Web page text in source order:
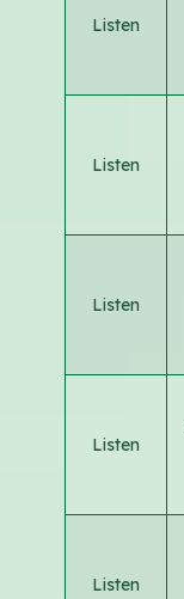
Listen
Listen
Listen
Listen
Listen